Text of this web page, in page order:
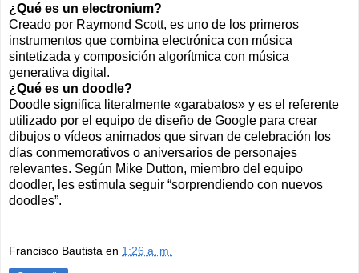
¿Qué es un electronium?
Creado por Raymond Scott, es uno de los primeros
instrumentos que combina electrónica con música
sintetizada y composición algorítmica con música
generativa digital.
¿Qué es un doodle?
Doodle significa literalmente «garabatos» y es el referente
utilizado por el equipo de diseño de Google para crear
dibujos o vídeos animados que sirvan de celebración los
días conmemorativos o aniversarios de personajes
relevantes. Según Mike Dutton, miembro del equipo
doodler, les estimula seguir “sorprendiendo con nuevos
doodles”.
Francisco Bautista en 1:26 a. m.